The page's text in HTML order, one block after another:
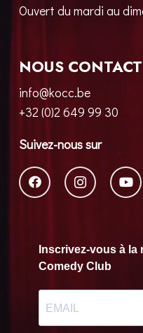
Ouvert du mardi au
NOUS
info@kocc.be
+32 (0)2 649 99 30
Suivez-nous sur
Inscrivez-vous à
Comedy Club